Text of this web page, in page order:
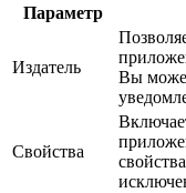
Параметр
Издатель
Вы
Свойства